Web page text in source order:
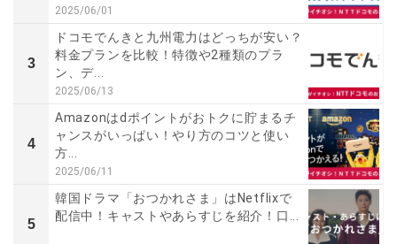
2025/06/01
3
ドコモでんきと九州電力はどっちが安い？
料金プランを比較！特徴や2種類のプラ
ン、デ...
2025/06/13
4
Amazonはdポイントがおトクに貯まるチ
ャンスがいっぱい！やり方のコツと使い
方...
2025/06/11
5
韓国ドラマ「おつかれさま」はNetflixで
配信中！キャストやあらすじを紹介！口...